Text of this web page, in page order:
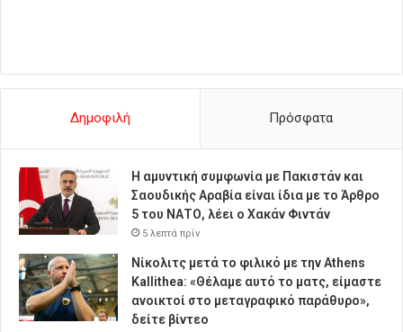
Δημοφιλή Πρόσφατα
Η αμυντική συμφωνία με Πακιστάν και
Σαουδικής Αραβία είναι ίδια με το Άρθρο
5 του ΝΑΤΟ, λέει ο Χακάν Φιντάν
5 λεπτά πρίν
Νίκολιτς μετά το φιλικό με την Athens
Kallithea: «Θέλαμε αυτό το ματς, είμαστε
ανοικτοί στο μεταγραφικό παράθυρο»,
δείτε βίντεο